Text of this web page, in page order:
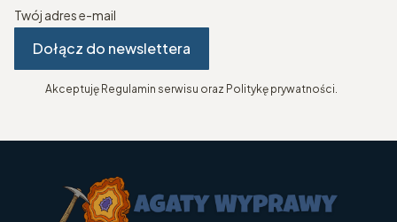
Twój adres e-mail
Dołącz do newslettera
Akceptuję Regulamin serwisu oraz Politykę prywatności.